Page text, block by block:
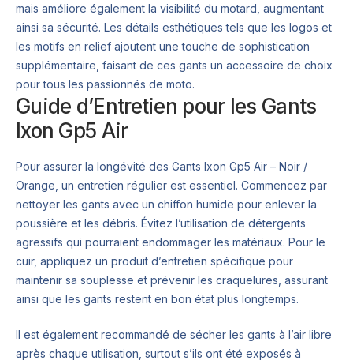
mais améliore également la visibilité du motard, augmentant
ainsi sa sécurité. Les détails esthétiques tels que les logos et
les motifs en relief ajoutent une touche de sophistication
supplémentaire, faisant de ces gants un accessoire de choix
pour tous les passionnés de moto.
Guide d’Entretien pour les Gants
Ixon Gp5 Air
Pour assurer la longévité des Gants Ixon Gp5 Air – Noir /
Orange, un entretien régulier est essentiel. Commencez par
nettoyer les gants avec un chiffon humide pour enlever la
poussière et les débris. Évitez l’utilisation de détergents
agressifs qui pourraient endommager les matériaux. Pour le
cuir, appliquez un produit d’entretien spécifique pour
maintenir sa souplesse et prévenir les craquelures, assurant
ainsi que les gants restent en bon état plus longtemps.
Il est également recommandé de sécher les gants à l’air libre
après chaque utilisation, surtout s’ils ont été exposés à